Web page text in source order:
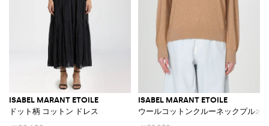
ISABEL MARANT ETOILE
ドット柄 コットン ドレス
ISABEL MARANT ETOILE
ウールコットンクルーネックプルオ